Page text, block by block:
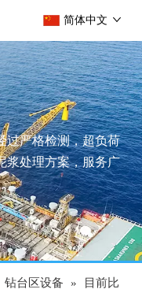
简体中文
过严格检测，超负荷
浆处理方案，服务广
钻台区设备 » 目前比